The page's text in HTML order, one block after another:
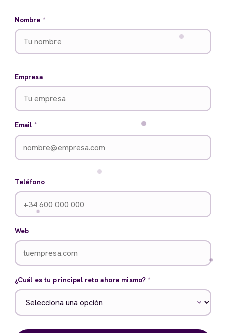
Nombre *
Empresa
Email *
Teléfono
Web
¿Cuál es tu principal reto ahora mismo?*